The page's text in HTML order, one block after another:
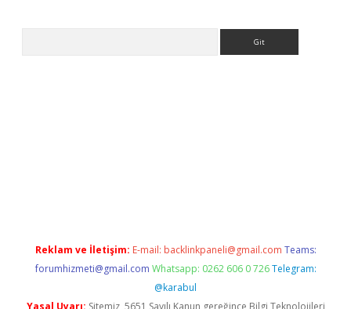
Reklam ve İletişim: E-mail: backlinkpaneli@gmail.com Teams:
forumhizmeti@gmail.com Whatsapp: 0262 606 0 726 Telegram:
@karabul
Yasal Uyarı: Sitemiz, 5651 Sayılı Kanun gereğince Bilgi Teknolojileri